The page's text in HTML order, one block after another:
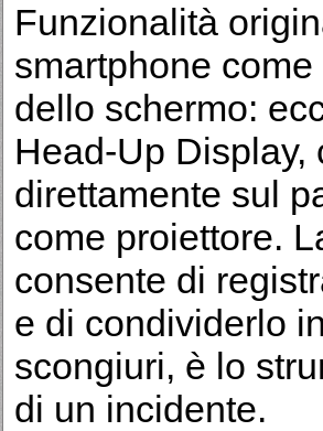
Funzionalità
smartphone
dello schermo:
Head-Up Display,
direttamente sul
come proiettore.
consente di
e di condividerlo
scongiuri, è lo
di un incidente.